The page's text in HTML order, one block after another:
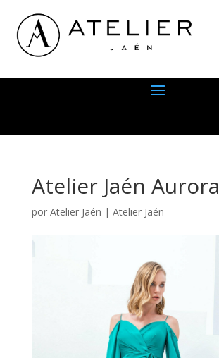
Atelier Jaén Aurora
por Atelier Jaén | Atelier Jaén